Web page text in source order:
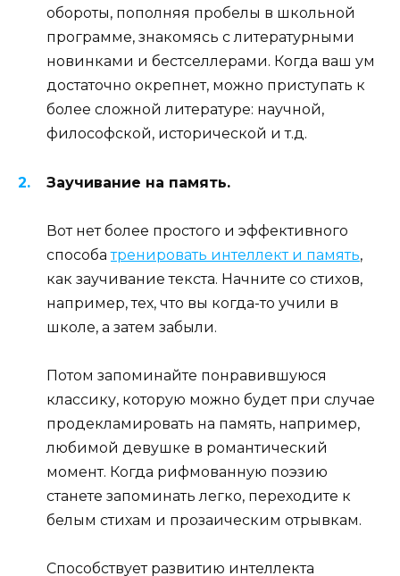
обороты, пополняя пробелы в школьной
программе, знакомясь с литературными
новинками и бестселлерами. Когда ваш ум
достаточно окрепнет, можно приступать к
более сложной литературе: научной,
философской, исторической и т.д.
Заучивание на память.
Вот нет более простого и эффективного
способатренировать интеллект и память,
как заучивание текста. Начните со стихов,
например, тех, что вы когда-то учили в
школе, а затем забыли.
Потом запоминайте понравившуюся
классику, которую можно будет при случае
продекламировать на память, например,
любимой девушке в романтический
момент. Когда рифмованную поэзию
станете запоминать легко, переходите к
белым стихам и прозаическим отрывкам.
Способствует развитию интеллекта